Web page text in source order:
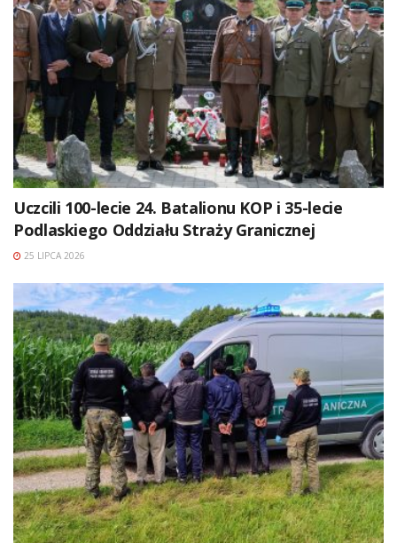
Uczcili 100-lecie 24. Batalionu KOP i 35-lecie
Podlaskiego Oddziału Straży Granicznej
25 LIPCA 2026